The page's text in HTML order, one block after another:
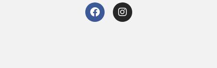
F
a
I
n